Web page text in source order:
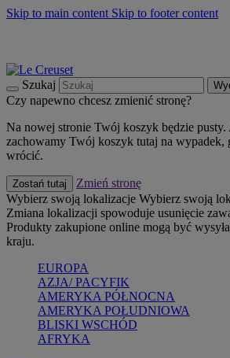
Skip to main content Skip to footer content
Szukaj
Czy napewno chcesz zmienić stronę?
Na nowej stronie Twój koszyk będzie pusty.
zachowamy Twój koszyk tutaj na wypadek,
wrócić.
Zostań tutaj
Zmień stronę
Wybierz swoją lokalizacje Wybierz swoją
Zmiana lokalizacji spowoduje usunięcie
Produkty zakupione online mogą być
kraju.
EUROPA
AZJA/ PACYFIK
AMERYKA PÓŁNOCNA
AMERYKA POŁUDNIOWA
BLISKI WSCHÓD
AFRYKA